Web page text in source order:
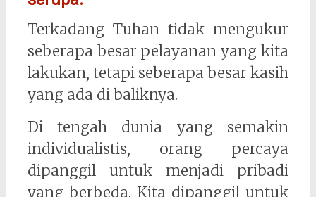
Terkadang Tuhan tidak mengukur
seberapa besar pelayanan yang kita
lakukan, tetapi seberapa besar kasih
yang ada di baliknya.
Di tengah dunia yang semakin
individualistis, orang percaya
dipanggil untuk menjadi pribadi
yang berbeda. Kita dipanggil untuk